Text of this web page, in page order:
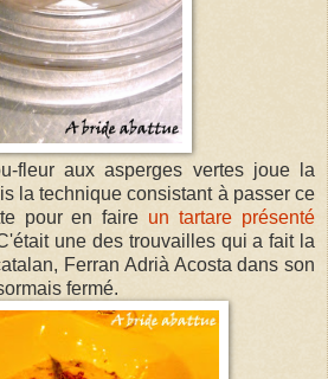
fleur aux asperges vertes joue la
la technique consistant à passer ce
pour en faire un tartare présenté
une des trouvailles qui a fait la
Ferran Adrià Acosta dans son
fermé.